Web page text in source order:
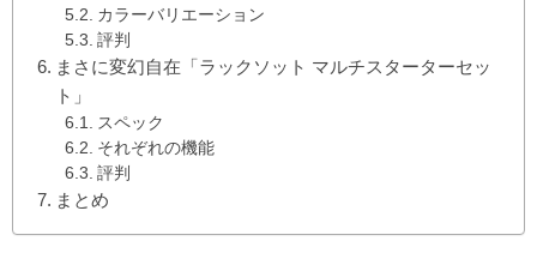
カラーバリエーション
評判
まさに変幻自在「ラックソット マルチスターターセッ
ト」
スペック
それぞれの機能
評判
まとめ